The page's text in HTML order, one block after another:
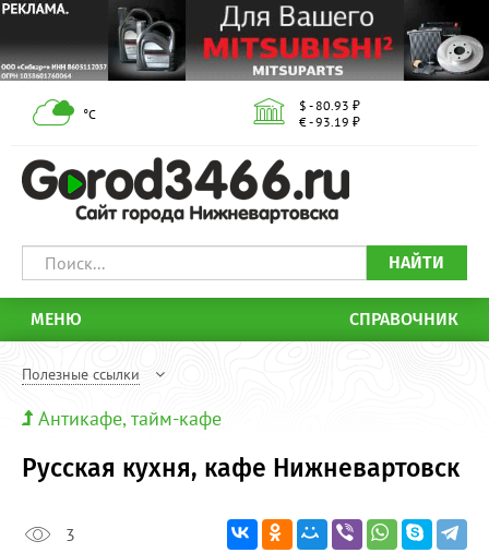
°С
$ - 80.93 ₽
€ - 93.19 ₽
НАЙТИ
МЕНЮ СПРАВОЧНИК
Полезные ссылки
Антикафе, тайм-кафе
Русская кухня, кафе Нижневартовск
3